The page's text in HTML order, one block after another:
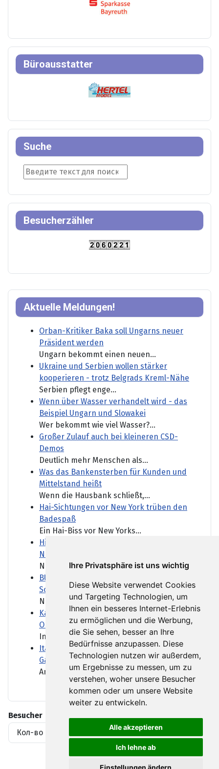
Ihre Privatsphäre ist uns wichtig
Diese Website verwendet Cookies
und Targeting Technologien, um
Ihnen ein besseres Internet-Erlebnis
zu ermöglichen und die Werbung,
die Sie sehen, besser an Ihre
Bedürfnisse anzupassen. Diese
Technologien nutzen wir außerdem,
um Ergebnisse zu messen, um zu
verstehen, woher unsere Besucher
kommen oder um unsere Website
weiter zu entwickeln.
Alle akzeptieren
Ich lehne ab
Einstellungen ändern
Aktuelle Meldungen!
Orban-Kritiker Baka soll Ungarns neuer
Präsident werden
Ungarn bekommt einen neuen...
Ukraine und Serbien wollen stärker
kooperieren - trotz Belgrads Kreml-Nähe
Serbien pflegt enge...
Wenn über Wasser verhandelt wird - das
Beispiel Ungarn und Slowakei
Wer bekommt wie viel Wasser?...
Großer Zulauf auch bei kleineren CSD-
Demos
Deutlich mehr Menschen als...
Was das Bankensterben für Kunden und
Mittelstand heißt
Wenn die Hausbank schließt,...
Hai-Sichtungen vor New York trüben den
Badespaß
Ein Hai-Biss vor New Yorks...
Himalaya: Fünf vermisste Bergsteiger tot in
Nepal gefunden
Neun Monate lagen die...
BUND kritisiert Lockerung des
Sonntagsfahrverbots für Lkw
Niedrigwasser in deutschen...
Kann der neue britische Premier Burnham
Obdachlosigkeit beenden?
In seiner ersten Rede als...
Italien: Waldbrand am Westufer des
Gardasees ausgebrochen
Am bei Urlaubern beliebten...
Büroausstatter
Suche
Suche
Besucherzähler
Besucher
Кол-во просмотров материалов